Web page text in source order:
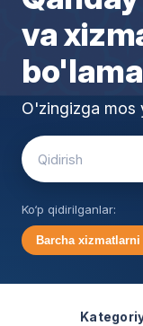
va
O'zingizga mos
Search
for:
Ko‘p qidirilganlar:
Barcha xizmatlarni